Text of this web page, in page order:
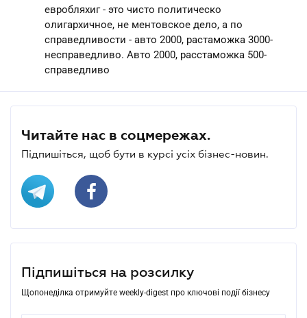
евробляхиг - это чисто политическо
олигархичное, не ментовское дело, а по
справедливости - авто 2000, растаможка 3000-
несправедливо. Авто 2000, расстаможка 500-
справедливо
Читайте нас в соцмережах.
Підпишіться, щоб бути в курсі усіх бізнес-новин.
Підпишіться на розсилку
Щопонеділка отримуйте weekly-digest про ключові події бізнесу